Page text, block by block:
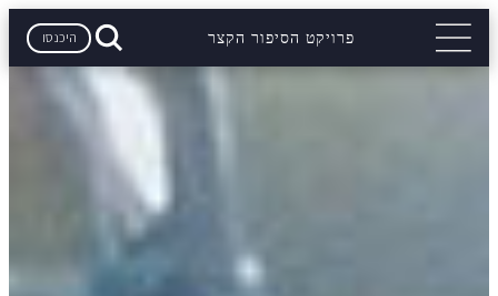
פרויקט הסיפור הקצר היכנסו